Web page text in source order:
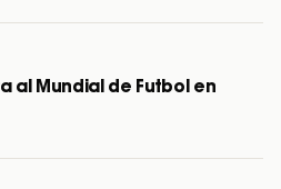
al Mundial de Futbol en